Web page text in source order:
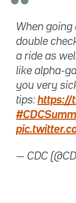
When going
double
a ride as
like alpha-
you very
tips: https://
— CDC